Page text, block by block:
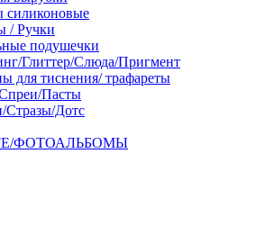
/ Ручки
подушечки
Глиттер/Слюда/Пригмент
для тиснения/ трафареты
Пасты
Стразы/Дотс
ФОТОАЛЬБОМЫ